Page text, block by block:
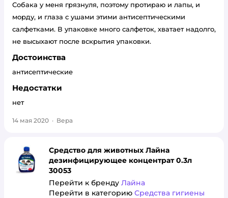
Собака у меня грязнуля, поэтому протираю и лапы, и
морду, и глаза с ушами этими антисептическими
салфетками. В упаковке много салфеток, хватает надолго,
не высыхают после вскрытия упаковки.
Достоинства
антисептические
Недостатки
нет
14 мая 2020 · Вера
Средство для животных Лайна
дезинфицирующее концентрат 0.3л
30053
Перейти к бренду Лайна
Перейти в категорию Средства гигиены